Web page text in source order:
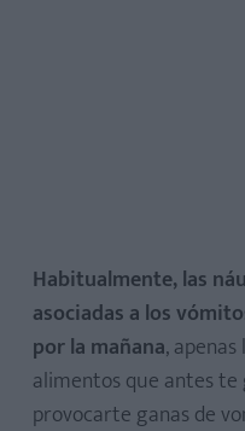
Habitualmente, las
asociadas a los
por la mañana,
alimentos que antes
provocarte ganas de